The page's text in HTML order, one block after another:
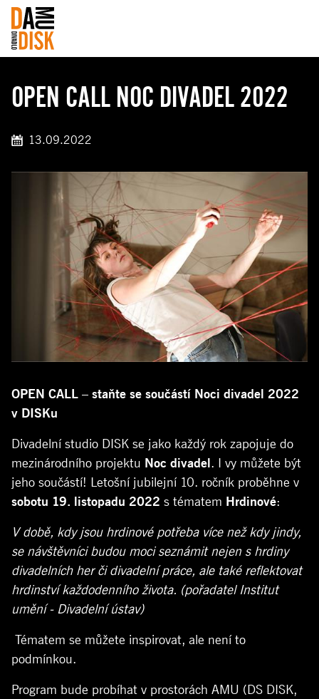
OPEN CALL NOC DIVADEL 2022
13.09.2022
OPEN CALL – staňte se součástí Noci divadel 2022
v DISKu
Divadelní studio DISK se jako každý rok zapojuje do
mezinárodního projektu Noc divadel. I vy můžete být
jeho součástí! Letošní jubilejní 10. ročník proběhne v
sobotu 19. listopadu 2022 s tématem Hrdinové:
Vdobě, kdy jsou hrdinové potřeba více než kdy jindy,
se návštěvníci budou moci seznámit nejen s hrdiny
divadelních her či divadelní práce, ale také reflektovat
hrdinství každodenního života. (pořadatel Institut
umění - Divadelní ústav)
Tématem se můžete inspirovat, ale není to
podmínkou.
Program bude probíhat v prostorách AMU (DS DISK,